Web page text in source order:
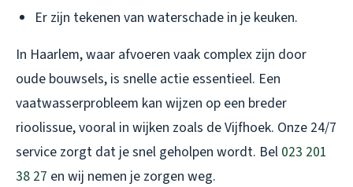
Er zijn tekenen van waterschade in je keuken.
In Haarlem, waar afvoeren vaak complex zijn door
oude bouwsels, is snelle actie essentieel. Een
vaatwasserprobleem kan wijzen op een breder
rioolissue, vooral in wijken zoals de Vijfhoek. Onze 24/7
service zorgt dat je snel geholpen wordt. Bel 023 201
38 27 en wij nemen je zorgen weg.